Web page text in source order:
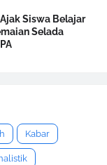
Siswa Belajar
Selada
Kabar